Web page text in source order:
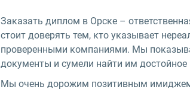
Заказать диплом в Орске –
стоит доверять тем, кто указывает
проверенными компаниями. Мы
документы и сумели найти им достойное
Мы очень дорожим позитивным